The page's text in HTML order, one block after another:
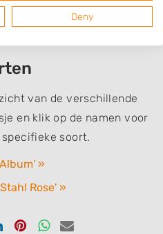
te brengen rondom de
van de verschillende
en klik op de namen voor
soort.
»
Rose' »
DelenDelenDelen
Deny